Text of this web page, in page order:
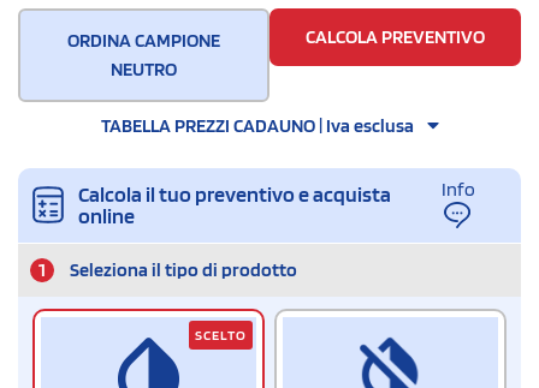
50
ORDINA CAMPIONE
NEUTRO
CALCOLA PREVENTIVO
TABELLA PREZZI CADAUNO | Iva esclusa
Calcola il tuo preventivo e acquista
online
Info
1 Seleziona il tipo di prodotto
SCELTO